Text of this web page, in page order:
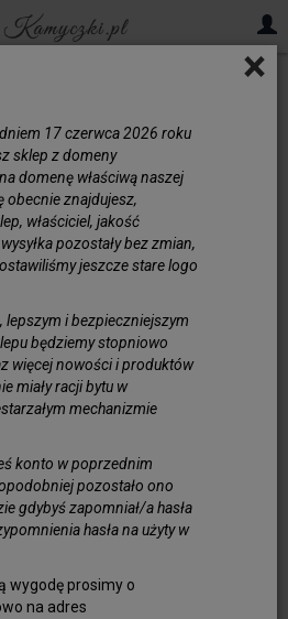
×
17 czerwca 2026 roku
sklep z domeny
domenę właściwą naszej
obecnie znajdujesz,
właściciel, jakość
pozostały bez zmian,
jeszcze stare logo
lepszym i bezpieczniejszym
będziemy stopniowo
więcej nowości i produktów
miały racji bytu w
mechanizmie
konto w poprzednim
pozostało ono
gdybyś zapomniał/a hasła
hasła na użyty w
wygodę prosimy o
na adres
10/2mm Śliwkowy 100cm
6,00 zł